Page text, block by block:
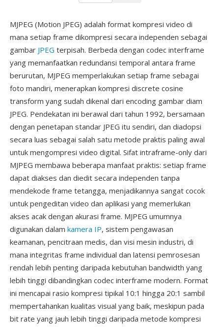
MJPEG (Motion JPEG) adalah format kompresi video di
mana setiap frame dikompresi secara independen sebagai
gambar JPEG terpisah. Berbeda dengan codec interframe
yang memanfaatkan redundansi temporal antara frame
berurutan, MJPEG memperlakukan setiap frame sebagai
foto mandiri, menerapkan kompresi discrete cosine
transform yang sudah dikenal dari encoding gambar diam
JPEG. Pendekatan ini berawal dari tahun 1992, bersamaan
dengan penetapan standar JPEG itu sendiri, dan diadopsi
secara luas sebagai salah satu metode praktis paling awal
untuk mengompresi video digital. Sifat intraframe-only dari
MJPEG membawa beberapa manfaat praktis: setiap frame
dapat diakses dan diedit secara independen tanpa
mendekode frame tetangga, menjadikannya sangat cocok
untuk pengeditan video dan aplikasi yang memerlukan
akses acak dengan akurasi frame. MJPEG umumnya
digunakan dalam kamera IP, sistem pengawasan
keamanan, pencitraan medis, dan visi mesin industri, di
mana integritas frame individual dan latensi pemrosesan
rendah lebih penting daripada kebutuhan bandwidth yang
lebih tinggi dibandingkan codec interframe modern. Format
ini mencapai rasio kompresi tipikal 10:1 hingga 20:1 sambil
mempertahankan kualitas visual yang baik, meskipun pada
bit rate yang jauh lebih tinggi daripada metode kompresi